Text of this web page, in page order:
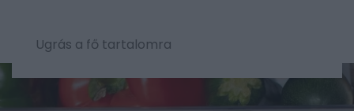
Ugrás a fő tartalomra